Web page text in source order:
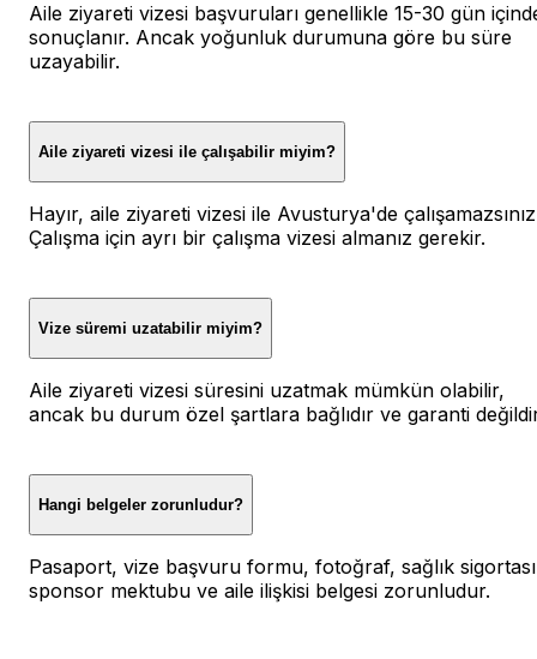
Aile ziyareti vizesi başvuruları genellikle 15-30 gün
sonuçlanır. Ancak yoğunluk durumuna göre bu süre
uzayabilir.
Aile ziyareti vizesi ile çalışabilir miyim?
Hayır, aile ziyareti vizesi ile Avusturya'de
Çalışma için ayrı bir çalışma vizesi almanız gerekir.
Vize süremi uzatabilir miyim?
Aile ziyareti vizesi süresini uzatmak mümkün olabilir,
ancak bu durum özel şartlara bağlıdır ve garanti
Hangi belgeler zorunludur?
Pasaport, vize başvuru formu, fotoğraf, sağlık
sponsor mektubu ve aile ilişkisi belgesi zorunludur.